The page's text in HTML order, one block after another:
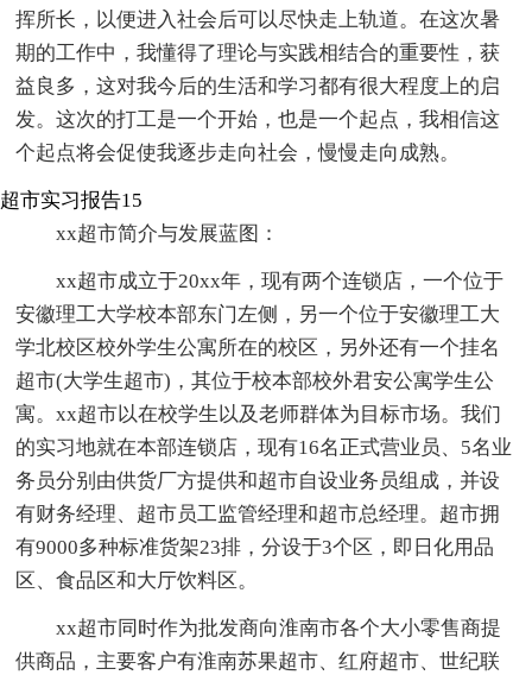
挥所长，以便进入社会后可以尽快走上轨道。在这次暑
期的工作中，我懂得了理论与实践相结合的重要性，获
益良多，这对我今后的生活和学习都有很大程度上的启
发。这次的打工是一个开始，也是一个起点，我相信这
个起点将会促使我逐步走向社会，慢慢走向成熟。
超市实习报告15
xx超市简介与发展蓝图：
xx超市成立于20xx年，现有两个连锁店，一个位于
安徽理工大学校本部东门左侧，另一个位于安徽理工大
学北校区校外学生公寓所在的校区，另外还有一个挂名
超市(大学生超市)，其位于校本部校外君安公寓学生公
寓。xx超市以在校学生以及老师群体为目标市场。我们
的实习地就在本部连锁店，现有16名正式营业员、5名业
务员分别由供货厂方提供和超市自设业务员组成，并设
有财务经理、超市员工监管经理和超市总经理。超市拥
有9000多种标准货架23排，分设于3个区，即日化用品
区、食品区和大厅饮料区。
xx超市同时作为批发商向淮南市各个大小零售商提
供商品，主要客户有淮南苏果超市、红府超市、世纪联